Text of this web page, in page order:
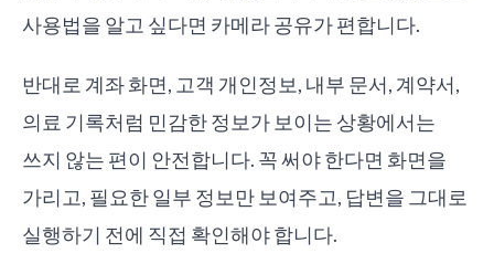
사용법을 알고 싶다면 카메라 공유가 편합니다.
반대로 계좌 화면, 고객 개인정보, 내부 문서, 계약서,
의료 기록처럼 민감한 정보가 보이는 상황에서는
쓰지 않는 편이 안전합니다. 꼭 써야 한다면 화면을
가리고, 필요한 일부 정보만 보여주고, 답변을 그대로
실행하기 전에 직접 확인해야 합니다.